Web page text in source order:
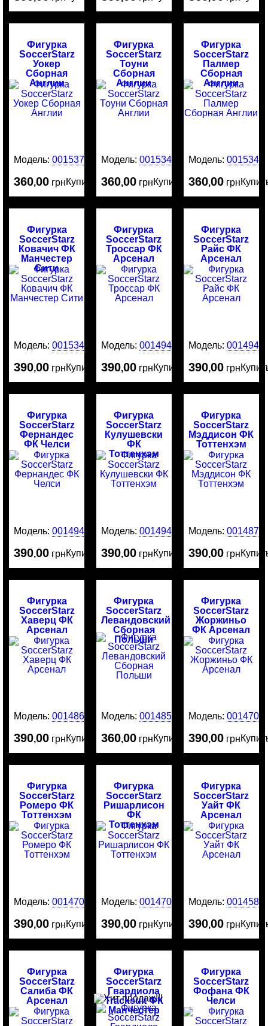
Фигурка
SoccerStarz
Уокер
Сборная
Англии
Модель:0015375
360,00 грнКупить
Фигурка
SoccerStarz
Тоуни
Сборная
Англии
Модель:0015342
360,00 грнКупить
Фигурка
SoccerStarz
Палмер
Сборная
Англии
Модель: 0015341
360,00 грн
Фигурка
SoccerStarz
Ковачич ФК
Манчестер
Сити
Модель:0015340
390,00 грнКупить
Фигурка
SoccerStarz
Троссар ФК
Арсенал
Модель:0014945
390,00 грнКупить
Фигурка
SoccerStarz
Райс ФК
Арсенал
Модель: 0014944
390,00 грн
Фигурка
SoccerStarz
Фернандес
ФК Челси
Модель:0014943
390,00 грнКупить
Фигурка
SoccerStarz
Кулушевски
ФК
Тоттенхэм
Модель:0014942
390,00 грнКупить
Фигурка
SoccerStarz
Мэддисон ФК
Тоттенхэм
Модель: 0014874
390,00 грн
Фигурка
SoccerStarz
Хаверц ФК
Арсенал
Модель:0014865
390,00 грнКупить
Фигурка
SoccerStarz
Левандовский
Сборная
Польши
Модель:0014859
360,00 грнКупить
Фигурка
SoccerStarz
Жоржиньо
ФК Арсенал
Модель: 0014709
390,00 грн
Фигурка
SoccerStarz
Ромеро ФК
Тоттенхэм
Модель:0014707
390,00 грнКупить
Фигурка
SoccerStarz
Ришарлисон
ФК
Тоттенхэм
Модель:0014706
390,00 грнКупить
Фигурка
SoccerStarz
Уайт ФК
Арсенал
Модель: 0014587
390,00 грн
Фигурка
SoccerStarz
Салиба ФК
Арсенал
Фигурка
SoccerStarz
Гвардиола
Tracksuit ФК
Манчестер
Сити
Фигурка
SoccerStarz
Фофана ФК
Челси